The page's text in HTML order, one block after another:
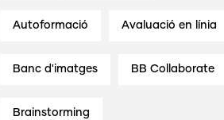
Autoformació Avaluació en línia
Banc d'imatges BB Collaborate
Brainstorming